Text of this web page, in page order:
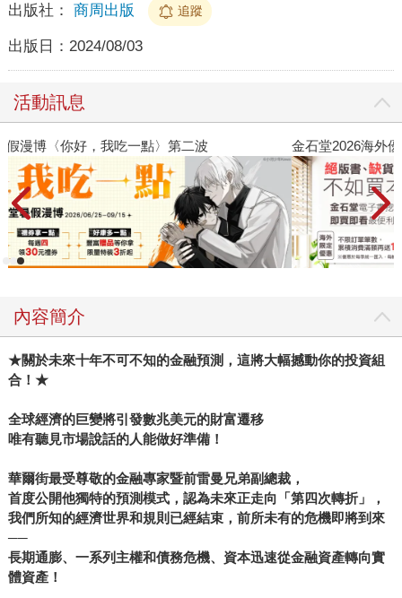
出版社： 商周出版 追蹤
出版日： 2024/08/03
活動訊息
金石堂2026海外優惠：電子書
內容簡介
★關於未來十年不可不知的金融預測，這將大幅撼動你的投資組
合！★
全球經濟的巨變將引發數兆美元的財富遷移
唯有聽見市場說話的人能做好準備！
華爾街最受尊敬的金融專家暨前雷曼兄弟副總裁，
首度公開他獨特的預測模式，認為未來正走向「第四次轉折」，
我們所知的經濟世界和規則已經結束，前所未有的危機即將到來
──
長期通膨、一系列主權和債務危機、資本迅速從金融資產轉向實
體資產！